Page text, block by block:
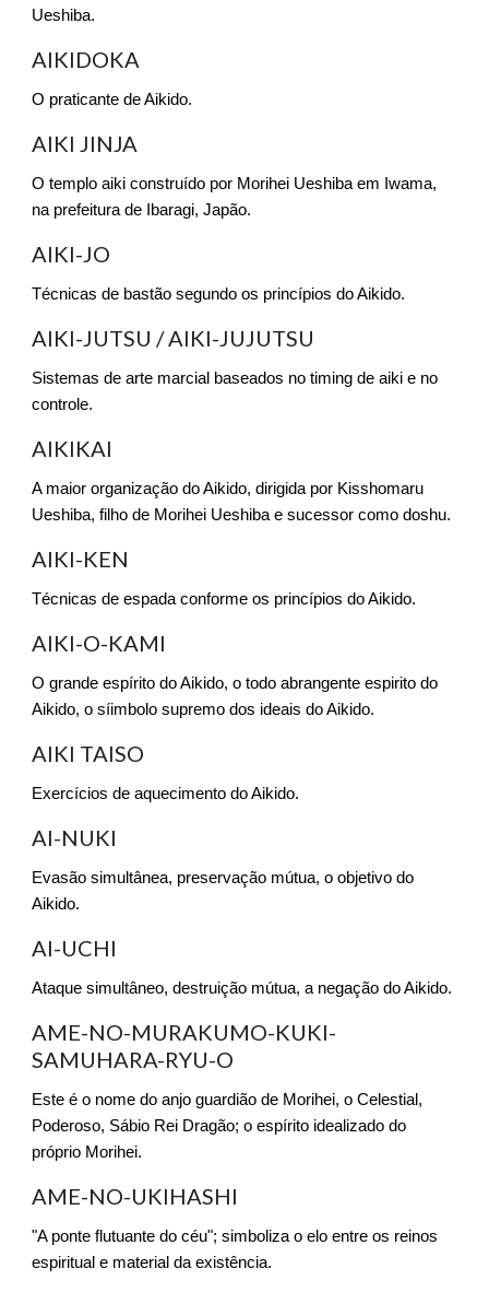
Ueshiba.
AIKIDOKA
O praticante de Aikido.
AIKI JINJA
O templo aiki construído por Morihei Ueshiba em Iwama,
na prefeitura de Ibaragi, Japão.
AIKI-JO
Técnicas de bastão segundo os princípios do Aikido.
AIKI-JUTSU / AIKI-JUJUTSU
Sistemas de arte marcial baseados no timing de aiki e no
controle.
AIKIKAI
A maior organização do Aikido, dirigida por Kisshomaru
Ueshiba, filho de Morihei Ueshiba e sucessor como doshu.
AIKI-KEN
Técnicas de espada conforme os princípios do Aikido.
AIKI-O-KAMI
O grande espírito do Aikido, o todo abrangente espirito do
Aikido, o síimbolo supremo dos ideais do Aikido.
AIKI TAISO
Exercícios de aquecimento do Aikido.
AI-NUKI
Evasão simultânea, preservação mútua, o objetivo do
Aikido.
AI-UCHI
Ataque simultâneo, destruição mútua, a negação do Aikido.
AME-NO-MURAKUMO-KUKI-
SAMUHARA-RYU-O
Este é o nome do anjo guardião de Morihei, o Celestial,
Poderoso, Sábio Rei Dragão; o espírito idealizado do
próprio Morihei.
AME-NO-UKIHASHI
"A ponte flutuante do céu"; simboliza o elo entre os reinos
espiritual e material da existência.